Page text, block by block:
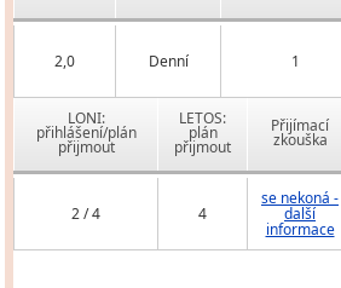
2,0 Denní 1
LONI:
přihlášení/plán
přijmout
LETOS:
plán
přijmout
Přijímací
zkouška
2 / 4 4
se nekoná -
další
informace